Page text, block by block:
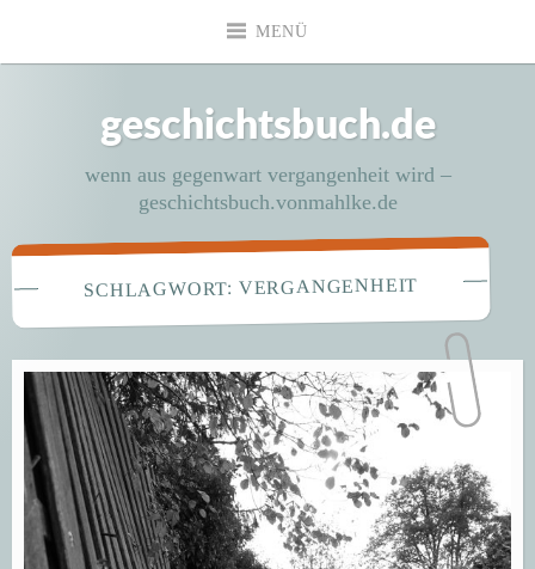
MENÜ
geschichtsbuch.de
wenn aus gegenwart vergangenheit wird –
geschichtsbuch.vonmahlke.de
SCHLAGWORT: VERGANGENHEIT